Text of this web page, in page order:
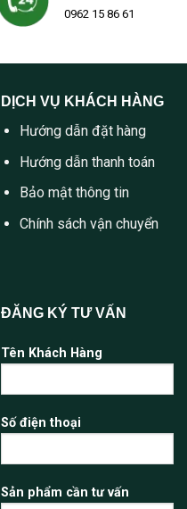
0962 15 86 61
DỊCH VỤ KHÁCH HÀNG
Hướng dẫn đặt hàng
Hướng dẫn thanh toán
Bảo mật thông tin
Chính sách vận chuyển
ĐĂNG KÝ TƯ VẤN
Tên Khách Hàng
Số điện thoại
Sản phẩm cần tư vấn